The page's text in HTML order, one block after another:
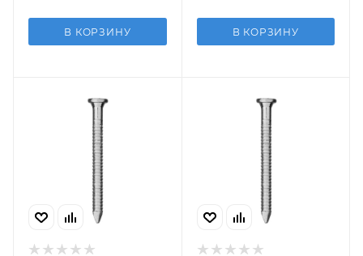
В КОРЗИНУ В КОРЗИНУ